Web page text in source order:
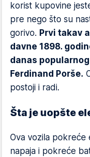
korist kupovine
pre nego što su
gorivo. Prvi takav
davne 1898.
danas
Ferdinand Porše.
postoji i radi.
Šta je uopšte
Ova vozila
napaja i pokreće